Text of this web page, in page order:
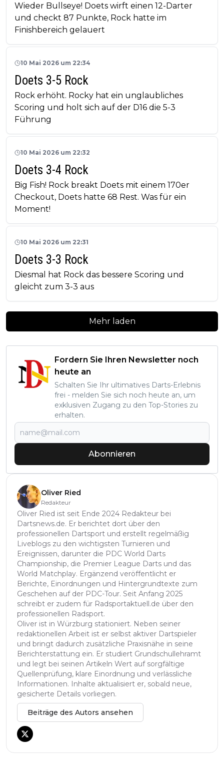
Wieder Bullseye! Doets wirft einen 12-Darter
und checkt 87 Punkte, Rock hatte im
Finishbereich gelauert
10 Mai 2026 um 22:34
Doets 3-5 Rock
Rock erhöht. Rocky hat ein unglaubliches
Scoring und holt sich auf der D16 die 5-3
Führung
10 Mai 2026 um 22:32
Doets 3-4 Rock
Big Fish! Rock breakt Doets mit einem 170er
Checkout, Doets hatte 68 Rest. Was für ein
Moment!
10 Mai 2026 um 22:31
Doets 3-3 Rock
Diesmal hat Rock das bessere Scoring und
gleicht zum 3-3 aus
Mehr laden
Fordern Sie Ihren Newsletter noch
heute an
Schalten Sie Ihr ultimatives Darts-Erlebnis
frei - melden Sie sich noch heute an, um
exklusiven Zugang zu den Top-Stories zu
erhalten.
Abonnieren
Oliver Ried
Redakteur
Oliver Ried ist seit Ende 2024 Redakteur bei
Dartsnews.de. Er berichtet dort über den
professionellen Dartsport und erstellt regelmäßig
Liveblogs zu den wichtigsten Turnieren und
Ereignissen, darunter die PDC World Darts
Championship, die Premier League Darts und das
World Matchplay. Ergänzend veröffentlicht er
Berichte, Einordnungen und Hintergrundtexte zum
Geschehen auf der PDC-Tour. Seit Anfang 2025
schreibt er zudem für Radsportaktuell.de über den
professionellen Radsport.
Oliver ist in Würzburg stationiert. Neben seiner
redaktionellen Arbeit ist er selbst aktiver Dartspieler
und bringt dadurch zusätzliche Praxisnähe in seine
Berichterstattung ein. Er studiert Grundschullehramt
und legt bei seinen Artikeln Wert auf sorgfältige
Quellenprüfung, klare Einordnung und verlässliche
Informationen. Inhalte aktualisiert er, sobald neue,
gesicherte Details vorliegen.
Beiträge des Autors ansehen